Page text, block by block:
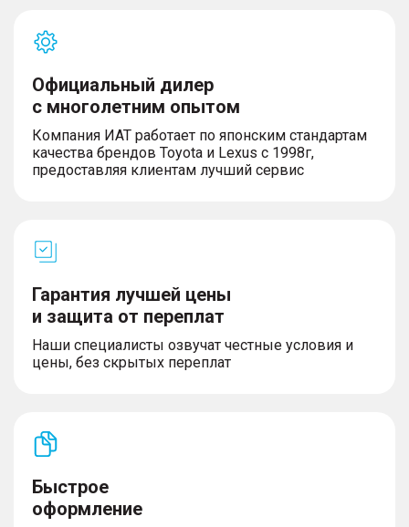
Официальный дилер
с многолетним опытом
Компания ИАТ работает по японским стандартам
качества брендов Toyota и Lexus с 1998г,
предоставляя клиентам лучший сервис
Гарантия лучшей цены
и защита от переплат
Наши специалисты озвучат честные условия и
цены, без скрытых переплат
Быстрое
оформление